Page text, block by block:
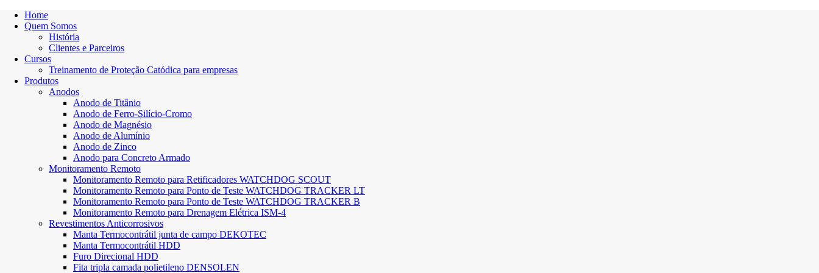
Home
Quem Somos
História
Clientes e Parceiros
Cursos
Treinamento de Proteção Catódica para empresas
Produtos
Anodos
Anodo de Titânio
Anodo de Ferro-Silício-Cromo
Anodo de Magnésio
Anodo de Alumínio
Anodo de Zinco
Anodo para Concreto Armado
Monitoramento Remoto
Monitoramento Remoto para Retificadores WATCHDOG SCOUT
Monitoramento Remoto para Ponto de Teste WATCHDOG TRACKER LT
Monitoramento Remoto para Ponto de Teste WATCHDOG TRACKER B
Monitoramento Remoto para Drenagem Elétrica ISM-4
Revestimentos Anticorrosivos
Manta Termocontrátil junta de campo DEKOTEC
Manta Termocontrátil HDD
Furo Direcional HDD
Fita tripla camada polietileno DENSOLEN